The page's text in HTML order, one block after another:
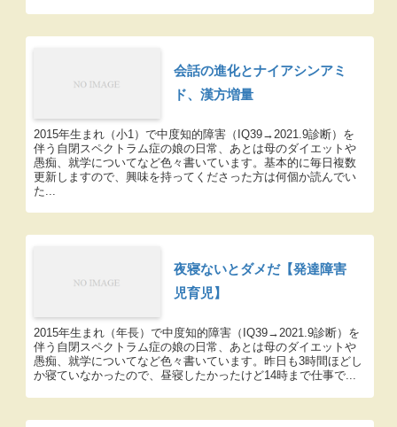
会話の進化とナイアシンアミ
ド、漢方増量
2015年生まれ（小1）で中度知的障害（IQ39→2021.9診断）を
伴う自閉スペクトラム症の娘の日常、あとは母のダイエットや
愚痴、就学についてなど色々書いています。基本的に毎日複数
更新しますので、興味を持ってくださった方は何個か読んでい
た...
夜寝ないとダメだ【発達障害
児育児】
2015年生まれ（年長）で中度知的障害（IQ39→2021.9診断）を
伴う自閉スペクトラム症の娘の日常、あとは母のダイエットや
愚痴、就学についてなど色々書いています。昨日も3時間ほどし
か寝ていなかったので、昼寝したかったけど14時まで仕事で...